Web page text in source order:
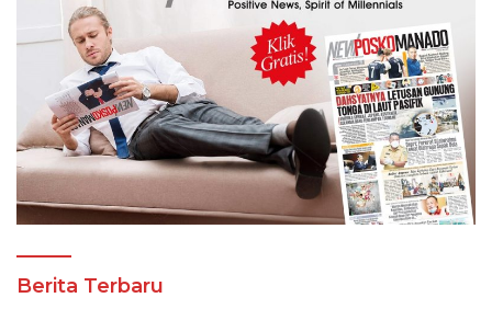
Berita Terbaru